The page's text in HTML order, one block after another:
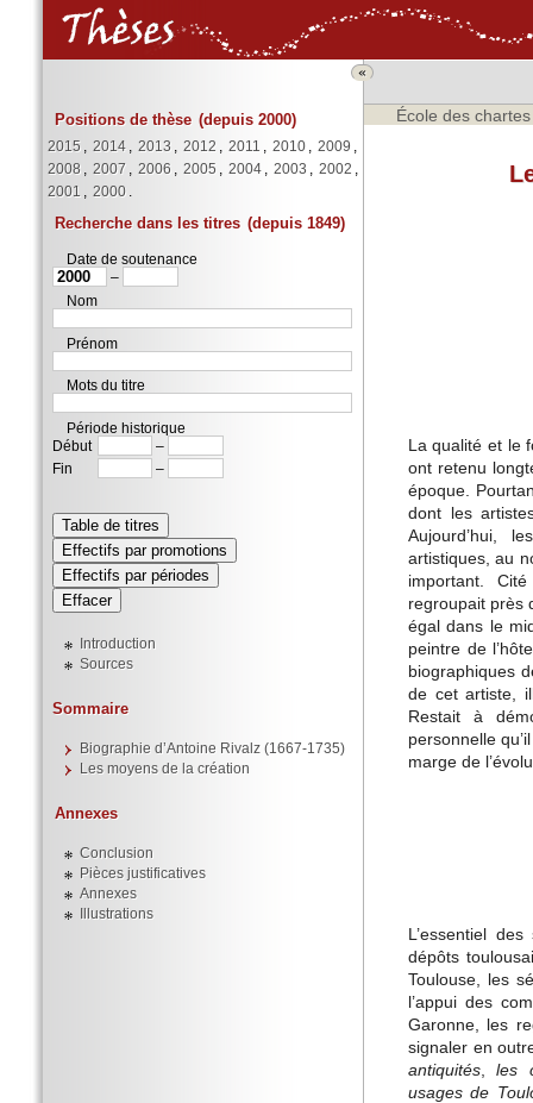
Positions de thèse (depuis 2000)
2015 , 2014 , 2013 , 2012 , 2011 , 2010 , 2009 ,
2008 , 2007 , 2006 , 2005 , 2004 , 2003 , 2002 ,
2001 , 2000 .
Recherche dans les titres (depuis 1849)
Date de soutenance
–
Nom
Prénom
Mots du titre
Période historique
Début
–
Fin
–
Table de titres
Effectifs par promotions
Effectifs par périodes
Introduction
Sources
Sommaire
Biographie d’Antoine Rivalz (1667-1735)
Les moyens de la création
Annexes
Conclusion
Pièces justificatives
Annexes
Illustrations
«
École des chartes
La qualité et le
ont retenu
époque.
dont les
Aujourd’hui,
artistiques, au
important.
regroupait près
égal dans le
peintre de
biographiques
de cet artiste,
Restait à
personnelle
marge de
L’essentiel
dépôts
Toulouse, les
l’appui des
Garonne, les
signaler en
antiquités,les
usages de